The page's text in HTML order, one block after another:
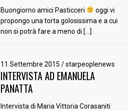
Buongiorno amici Pasticceri
oggi vi
propongo una torta golosissima e a cui
non si potrà fare a meno di […]
11 Settembre 2015/ starpeoplenews
INTERVISTA AD EMANUELA
PANATTA
Intervista di Maria Vittoria Corasaniti